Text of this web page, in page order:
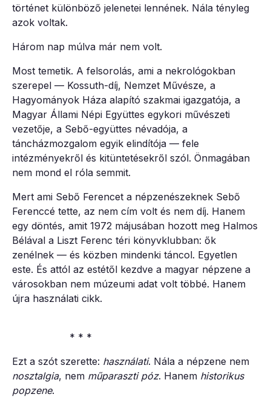
történet különböző jelenetei lennének. Nála tényleg
azok voltak.
Három nap múlva már nem volt.
Most temetik. A felsorolás, ami a nekrológokban
szerepel — Kossuth-díj, Nemzet Művésze, a
Hagyományok Háza alapító szakmai igazgatója, a
Magyar Állami Népi Együttes egykori művészeti
vezetője, a Sebő-együttes névadója, a
táncházmozgalom egyik elindítója — fele
intézményekről és kitüntetésekről szól. Önmagában
nem mond el róla semmit.
Mert ami Sebő Ferencet a népzenészeknek Sebő
Ferenccé tette, az nem cím volt és nem díj. Hanem
egy döntés, amit 1972 májusában hozott meg Halmos
Bélával a Liszt Ferenc téri könyvklubban: ők
zenélnek — és közben mindenki táncol. Egyetlen
este. És attól az estétől kezdve a magyar népzene a
városokban nem múzeumi adat volt többé. Hanem
újra használati cikk.
* * *
Ezt a szót szerette: használati. Nála a népzene nem
nosztalgia, nem műparaszti póz. Hanem historikus
popzene.